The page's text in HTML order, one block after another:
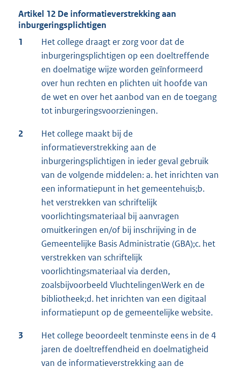
Artikel 12 De informatieverstrekking aan
inburgeringsplichtigen
1
Het college draagt er zorg voor dat de
inburgeringsplichtigen op een doeltreffende
en doelmatige wijze worden geïnformeerd
over hun rechten en plichten uit hoofde van
de wet en over het aanbod van en de toegang
tot inburgeringsvoorzieningen.
2
Het college maakt bij de
informatieverstrekking aan de
inburgeringsplichtigen in ieder geval gebruik
van de volgende middelen: a. het inrichten van
een informatiepunt in het gemeentehuis;b.
het verstrekken van schriftelijk
voorlichtingsmateriaal bij aanvragen
omuitkeringen en/of bij inschrijving in de
Gemeentelijke Basis Administratie (GBA);c. het
verstrekken van schriftelijk
voorlichtingsmateriaal via derden,
zoalsbijvoorbeeld VluchtelingenWerk en de
bibliotheek;d. het inrichten van een digitaal
informatiepunt op de gemeentelijke website.
3
Het college beoordeelt tenminste eens in de 4
jaren de doeltreffendheid en doelmatigheid
van de informatieverstrekking aan de